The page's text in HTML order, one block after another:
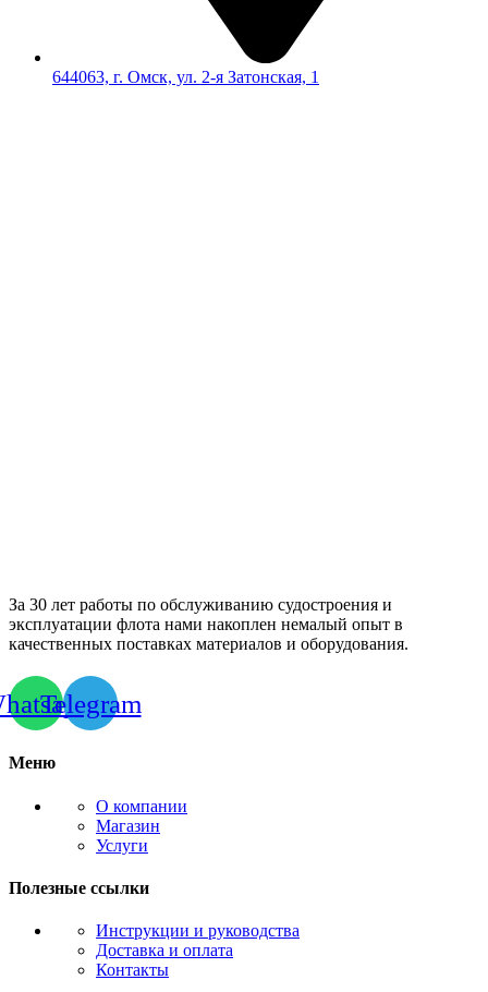
644063, г. Омск, ул. 2-я Затонская, 1
За 30 лет работы по обслуживанию судостроения и
эксплуатации флота нами накоплен немалый опыт в
качественных поставках материалов и оборудования.
Telegram
Меню
О компании
Магазин
Услуги
Полезные ссылки
Инструкции и руководства
Доставка и оплата
Контакты